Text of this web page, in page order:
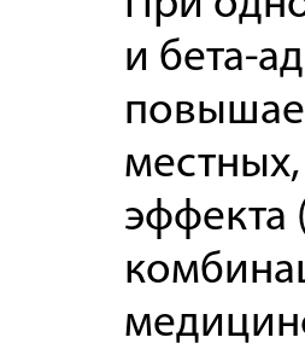
и бета-
эффекта